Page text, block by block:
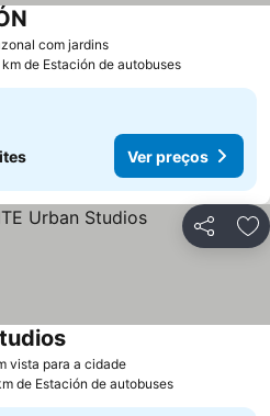
com jardinsVer preços
de Estación de autobuses
Ver preços
Partilhar
vista para a cidadeVer preços
Ver preços
de Estación de autobuses